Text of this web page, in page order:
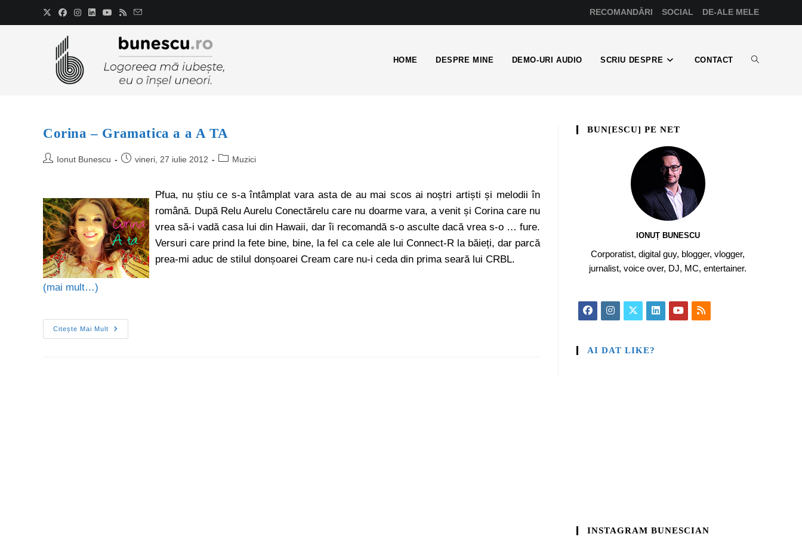
RECOMANDĂRI SOCIAL DE-ALE MELE
HOME DESPRE MINE DEMO-URI AUDIO SCRIU DESPRE CONTACT
Corina – Gramatica a a A TA
Ionut Bunescu vineri, 27 iulie 2012 Muzici
Pfua, nu știu ce s-a întâmplat vara asta de au mai scos ai noștri artiști și melodii în
română. După Relu Aurelu Conectărelu care nu doarme vara, a venit și Corina care nu
vrea să-i vadă casa lui din Hawaii, dar îi recomandă s-o asculte dacă vrea s-o … fure.
Versuri care prind la fete bine, bine, la fel ca cele ale lui Connect-R la băieți, dar parcă
prea-mi aduc de stilul donșoarei Cream care nu-i ceda din prima seară lui CRBL.
(mai mult…)
Citește Mai Mult
BUN[ESCU] PE NET
IONUȚ BUNESCU
Corporatist, digital guy, blogger, vlogger,
jurnalist, voice over, DJ, MC, entertainer.
AI DAT LIKE?
INSTAGRAM BUNESCIAN